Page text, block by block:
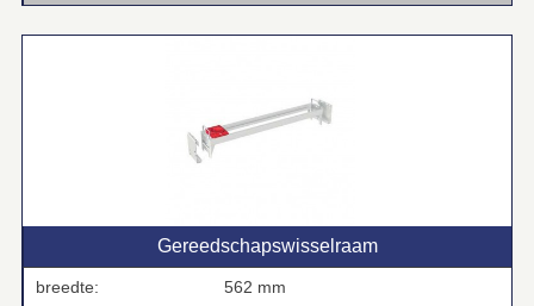
Gereedschapswisselraam
breedte: 562 mm